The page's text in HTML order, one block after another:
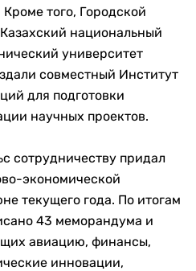
того, Городской
национальный
университет
совместный Институт
для подготовки
научных проектов.
сотрудничеству придал
экономической
текущего года. По итогам
43 меморандума и
авиацию, финансы,
инновации,